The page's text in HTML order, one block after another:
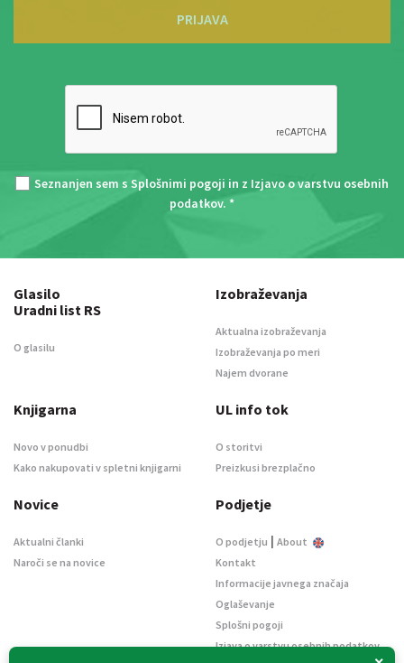
PRIJAVA
Seznanjen sem s Splošnimi pogoji in z Izjavo o varstvu osebnih
podatkov. *
Glasilo
Uradni list RS
O glasilu
Izobraževanja
Aktualna izobraževanja
Izobraževanja po meri
Najem dvorane
Knjigarna
Novo v ponudbi
Kako nakupovati v spletni knjigarni
UL info tok
O storitvi
Preizkusi brezplačno
Novice
Aktualni članki
Naroči se na novice
Podjetje
O podjetju | About
Kontakt
Informacije javnega značaja
Oglaševanje
Splošni pogoji
Izjava o varstvu osebnih podatkov